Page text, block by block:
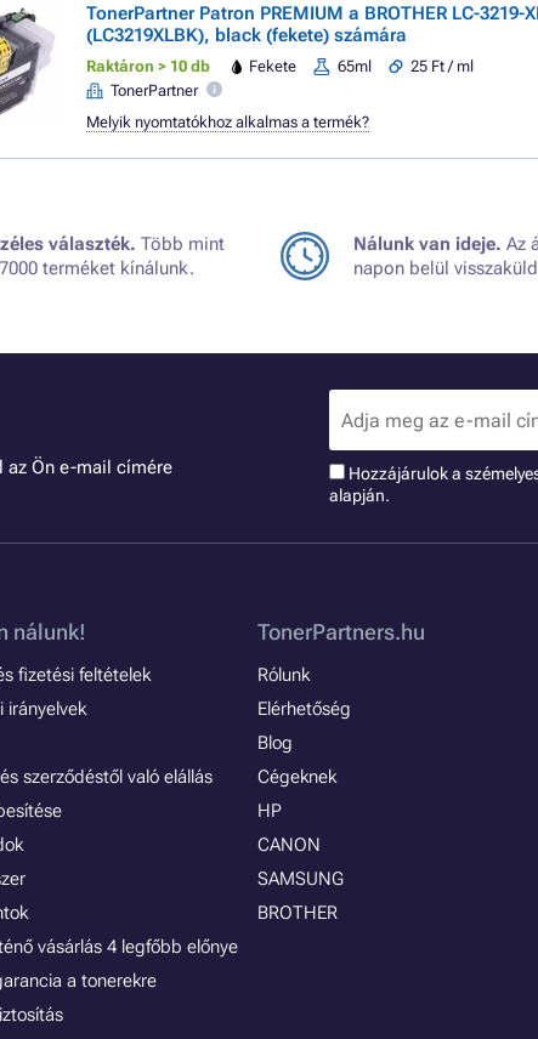
TonerPartner Patron PREMIUM a BROTHER LC-3219-
(LC3219XLBK), black (fekete) számára
Raktáron > 10 db Fekete 65ml
25 Ft / ml
TonerPartner
Melyik nyomtatókhoz alkalmas a termék?
választék. Több mint
terméket kínálunk.
Nálunk van ideje. Az
napon belül
Ön e-mail címére Hozzájárulok a
alapján.
nálunk!
fizetési feltételek
irányelvek
szerződéstől való elállás
vásárlás 4 legfőbb előnye
a tonerekre
TonerPartners.hu
Rólunk
Elérhetőség
Blog
Cégeknek
HP
CANON
SAMSUNG
BROTHER